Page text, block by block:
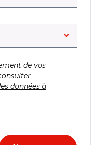
de vos
données à